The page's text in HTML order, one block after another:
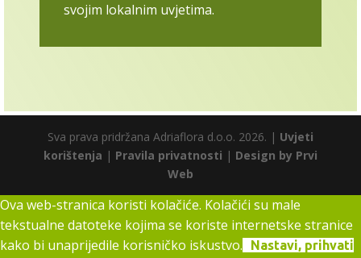
svojim lokalnim uvjetima.
Sva prava pridržana Adriaflora d.o.o. 2026. | Uvjeti
korištenja | Pravila privatnosti | Design by Prvi
Web
Ova web-stranica koristi kolačiće. Kolačići su male
tekstualne datoteke kojima se koriste internetske stranice
kako bi unaprijedile korisničko iskustvo.
Nastavi, prihvati